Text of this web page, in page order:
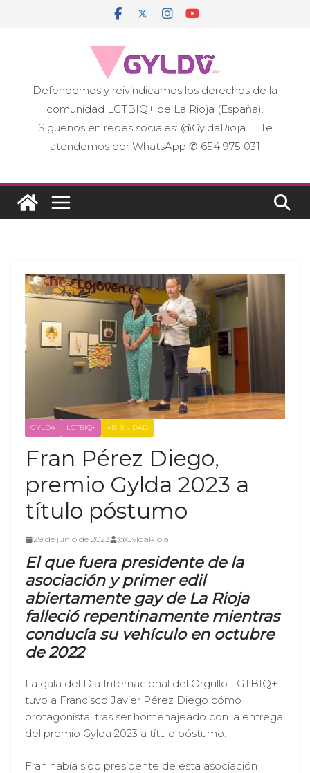
Defendemos y reivindicamos los derechos de la
comunidad LGTBIQ+ de La Rioja (España).
Síguenos en redes sociales: @GyldaRioja | Te
atendemos por WhatsApp ✆ 654 975 031
GYLDA LGTBIQ+ VISIBILIDAD
Fran Pérez Diego,
premio Gylda 2023 a
título póstumo
29 de junio de 2023 @GyldaRioja
El que fuera presidente de la
asociación y primer edil
abiertamente gay de La Rioja
falleció repentinamente mientras
conducía su vehículo en octubre
de 2022
La gala del Día Internacional del Orgullo LGTBIQ+
tuvo a Francisco Javier Pérez Diego cómo
protagonista, tras ser homenajeado con la entrega
del premio Gylda 2023 a título póstumo.
Fran había sido presidente de esta asociación